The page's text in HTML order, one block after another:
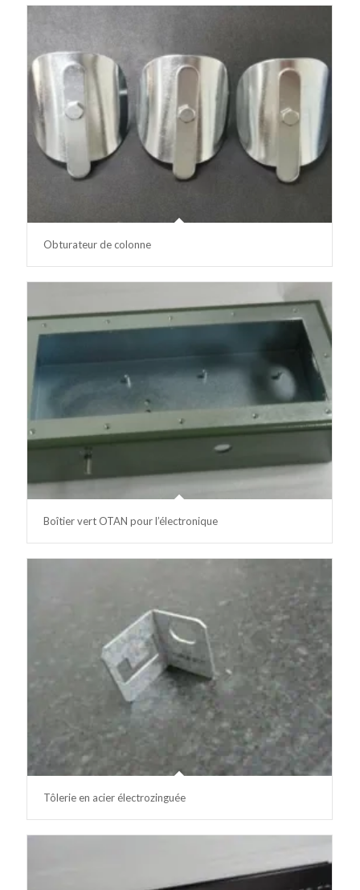
Obturateur de colonne
Boîtier vert OTAN pour l’électronique
Tôlerie en acier électrozinguée